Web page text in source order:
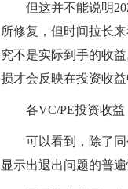
但这并不能说明
所修复，但时间拉长
究不是实际到手的收
损才会反映在投资收
各VC/PE投资收益
可以看到，除了
显示出退出问题的普遍